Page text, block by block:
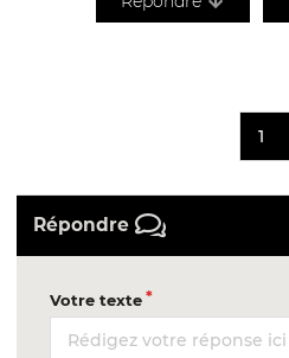
1
Répondre
Votre texte